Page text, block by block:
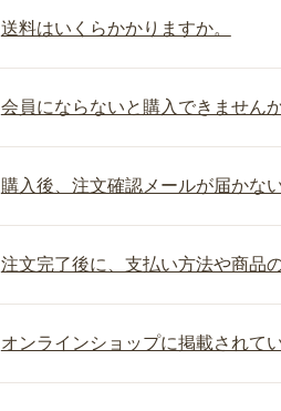
送料はいくらかかりますか。
会員にならないと購入できませんか
購入後、注文確認メールが届かな
注文完了後に、支払い方法や商品
オンラインショップに掲載されて